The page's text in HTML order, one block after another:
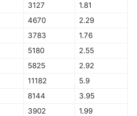
3127
1.81
4670
2.29
3783
1.76
5180
2.55
5825
2.92
11182
5.9
8144
3.95
3902
1.99